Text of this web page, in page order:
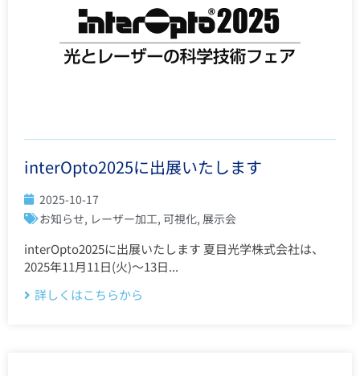
interOpto2025に出展いたします
2025-10-17
お知らせ, レーザー加工, 可視化, 展示会
interOpto2025に出展いたします 夏目光学株式会社は、
2025年11月11日(火)～13日...
詳しくはこちらから